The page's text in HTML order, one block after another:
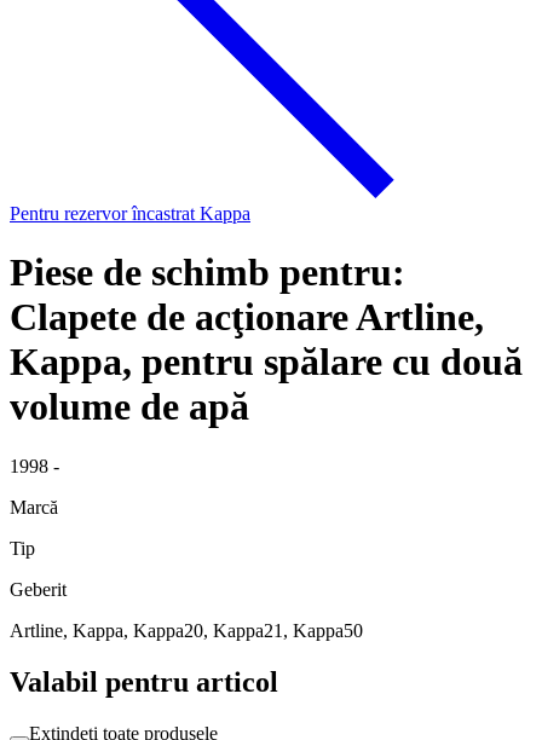
Pentru rezervor încastrat Kappa
Piese de schimb pentru:
Clapete de acţionare Artline,
Kappa, pentru spălare cu două
volume de apă
1998 -
Marcă
Tip
Geberit
Artline, Kappa, Kappa20, Kappa21, Kappa50
Valabil pentru articol
Extindeți toate produsele